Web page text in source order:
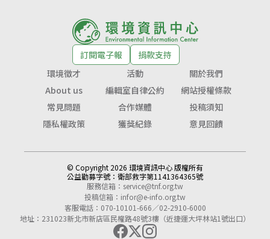
訂閱電子報
捐款支持
環境徵才
活動
關於我們
About us
編輯室自律公約
網站授權條款
常見問題
合作媒體
投稿須知
隱私權政策
獲獎紀錄 意見回饋
© Copyright 2026 環境資訊中心 版權所有
公益勸募字號： 衛部救字第1141364365號
服務信箱： service@tnf.org.tw
投稿信箱： infor@e-info.org.tw
客服電話：070-10101-666／02-2910-6000
地址：231023新北市新店區民權路48號3樓（近捷運大坪林站1號出口）